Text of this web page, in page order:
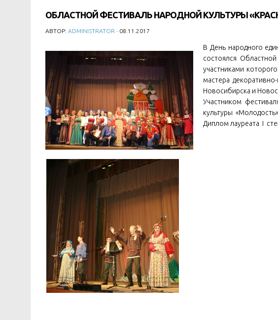
ОБЛАСТНОЙ ФЕСТИВАЛЬ НАРОДНОЙ КУЛЬТУРЫ
АВТОР: ADMINISTRATOR · 08.11.2017
В День народного
состоялся
участниками
мастера
Новосибирска и
Участником
культуры
Диплом лауреата I